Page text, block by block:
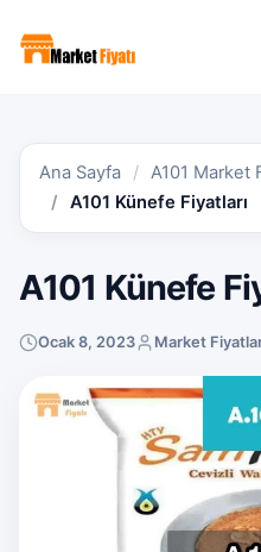
Ana Sayfa
A101 Market
A101 Künefe Fiyatları
A101 Künefe
Ocak 8, 2023 Market